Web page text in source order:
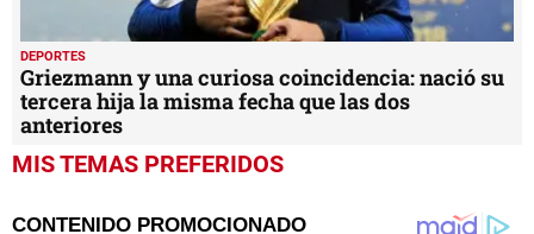
DEPORTES
Griezmann y una curiosa coincidencia: nació su
tercera hija la misma fecha que las dos
anteriores
MIS TEMAS PREFERIDOS